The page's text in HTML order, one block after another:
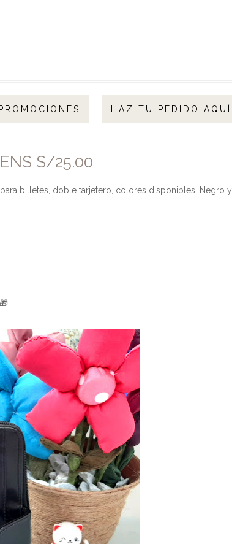
PROMOCIONES HAZ TU PEDIDO AQUÍ
S/25.00
billetes, doble tarjetero, colores disponibles: Negro y